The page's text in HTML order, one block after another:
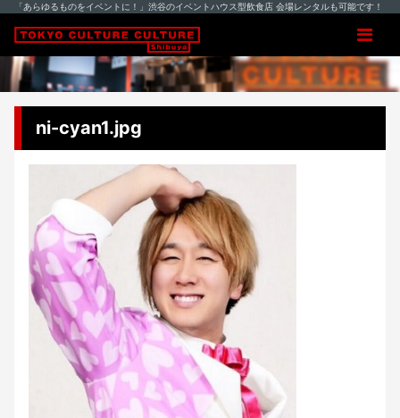
「あらゆるものをイベントに！」渋谷のイベントハウス型飲食店 会場レンタルも可能です！
ni-cyan1.jpg